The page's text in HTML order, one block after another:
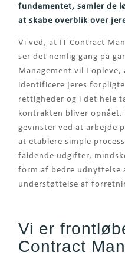
fundamentet, samler de
at skabe overblik over
Vi ved, at IT Contract
ser det nemlig gang på
Management vil I
identificere jeres
rettigheder og i det hele
kontrakten bliver
gevinster ved at arbejde
at etablere simple
faldende udgifter,
form af bedre udnyttelse
understøttelse af
Vi er
Contract